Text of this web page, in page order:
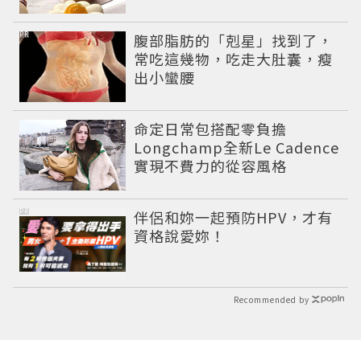
腹部脂肪的「剋星」找到了，
常吃這幾物，吃走大肚囊，瘦
出小蠻腰
PR
命定日常包搭配零負擔
Longchamp全新Le Cadence
實現不費力的從容風格
伴侶和妳一起預防HPV，才有
資格說愛妳！
PR
Recommended by